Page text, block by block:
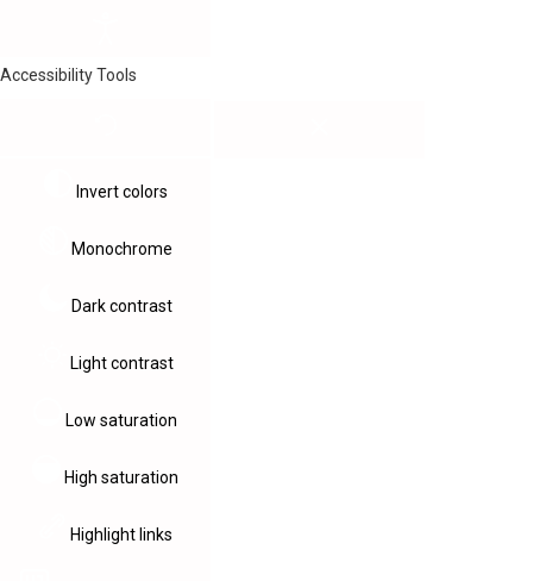
Accessibility Tools
Invert colors
Monochrome
Dark contrast
Light contrast
Low saturation
High saturation
Highlight links